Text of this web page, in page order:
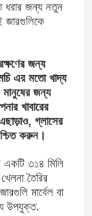
ধরার জন্য নতুন
জন্য
এর মতো খাদ্য
জন্য
খাবারের
গ্লাসের
করুন।
একটি ৩১৪ মিলি
তৈরির
মার্বেল বা
উপযুক্ত.